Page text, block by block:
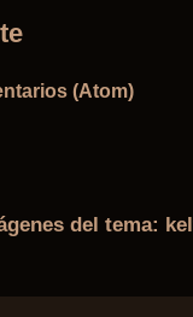
(Atom)
del tema: